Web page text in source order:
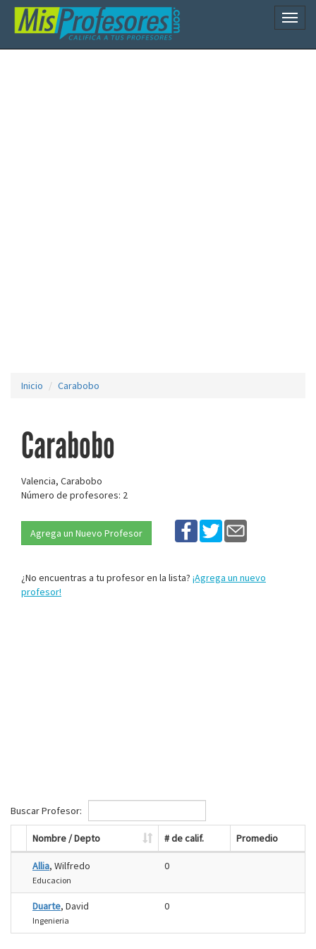
Inicio Carabobo
Carabobo
Valencia, Carabobo
Número de profesores: 2
Agrega un Nuevo Profesor
¿No encuentras a tu profesor en la lista? ¡Agrega un nuevo
profesor!
Buscar Profesor:
Nombre / Depto # de calif. Promedio
Allia, Wilfredo
Educacion
0
Duarte, David
Ingenieria
0